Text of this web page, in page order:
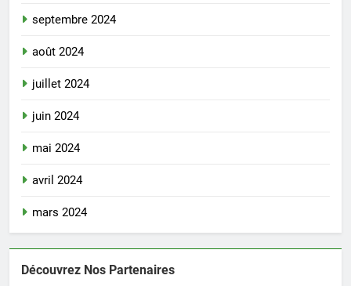
septembre 2024
août 2024
juillet 2024
juin 2024
mai 2024
avril 2024
mars 2024
Découvrez Nos Partenaires